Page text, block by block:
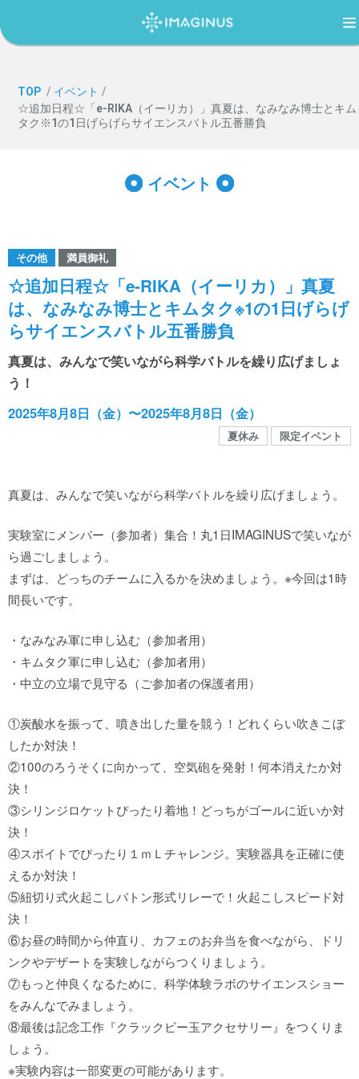
TOP
利用案内・アクセス
過ごし方ガイド
イベント
館内MAP
施設の案内
お知らせ
SNS
お問い合わせ
サイトポリシー
ソーシャルメディアポリシー
TOP / イベント /
☆追加日程☆「e-RIKA（イーリカ）」真夏は、なみなみ博士とキム
タク※1の1日げらげらサイエンスバトル五番勝負
イベント
その他 満員御礼
☆追加日程☆「e-RIKA（イーリカ）」真夏
は、なみなみ博士とキムタク※1の1日げらげ
らサイエンスバトル五番勝負
真夏は、みんなで笑いながら科学バトルを繰り広げましょ
う！
2025年8月8日（金）〜2025年8月8日（金）
夏休み 限定イベント
真夏は、みんなで笑いながら科学バトルを繰り広げましょう。
実験室にメンバー（参加者）集合！丸1日IMAGINUSで笑いなが
ら過ごしましょう。
まずは、どっちのチームに入るかを決めましょう。※今回は1時
間長いです。
・なみなみ軍に申し込む（参加者用）
・キムタク軍に申し込む（参加者用）
・中立の立場で見守る（ご参加者の保護者用）
①炭酸水を振って、噴き出した量を競う！どれくらい吹きこぼ
したか対決！
②100のろうそくに向かって、空気砲を発射！何本消えたか対
決！
③シリンジロケットぴったり着地！どっちがゴールに近いか対
決！
④スポイトでぴったり１ｍＬチャレンジ。実験器具を正確に使
えるか対決！
⑤紐切り式火起こしバトン形式リレーで！火起こしスピード対
決！
⑥お昼の時間から仲直り、カフェのお弁当を食べながら、ドリ
ンクやデザートを実験しながらつくりましょう。
⑦もっと仲良くなるために、科学体験ラボのサイエンスショー
をみんなでみましょう。
⑧最後は記念工作『クラックビー玉アクセサリー』をつくりま
しょう。
※実験内容は一部変更の可能があります。